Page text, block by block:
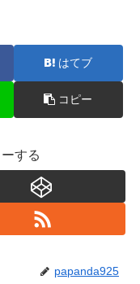
はてブ
コピー
する
papanda925